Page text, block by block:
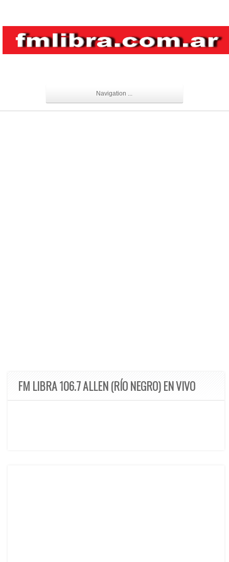
Navigation ...
FM LIBRA 106.7 ALLEN (RÍO NEGRO) EN VIVO